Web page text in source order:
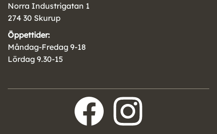
Norra Industrigatan 1
274 30 Skurup
Öppettider:
Måndag-Fredag 9-18
Lördag 9.30-15